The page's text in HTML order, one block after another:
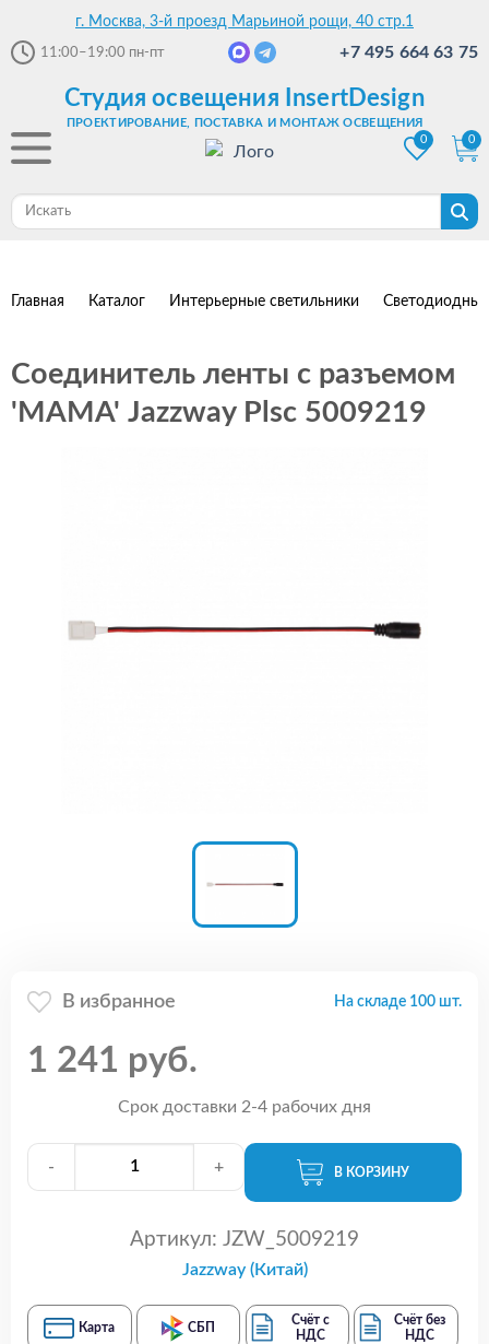
г. Москва, 3-й проезд Марьиной рощи, 40 стр.1
11:00–19:00 пн-пт +7 495 664 63 75
Студия освещения InsertDesign
ПРОЕКТИРОВАНИЕ, ПОСТАВКА И МОНТАЖ ОСВЕЩЕНИЯ
0
0
Главная Каталог Интерьерные светильники
Соединитель ленты с разъемом
'МАМА' Jazzway Plsc 5009219
В избранное На складе 100 шт.
1 241 руб.
Срок доставки 2-4 рабочих дня
- + В КОРЗИНУ
Артикул: JZW_5009219
Jazzway (Китай)
Карта СБП
Счёт с
НДС
Счёт без
НДС